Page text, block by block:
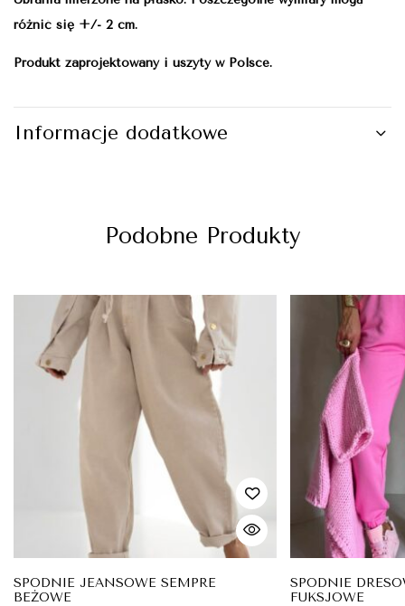
różnić się +/- 2 cm.
Produkt zaprojektowany i uszyty w Polsce.
Informacje dodatkowe
Podobne Produkty
SPODNIE JEANSOWE SEMPRE
BEŻOWE
SPODNIE
FUKSJOWE